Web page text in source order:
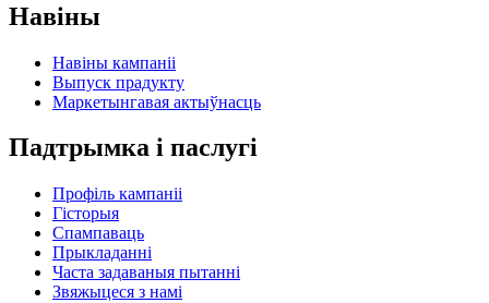
Навіны
Навіны кампаніі
Выпуск прадукту
Маркетынгавая актыўнасць
Падтрымка і паслугі
Профіль кампаніі
Гісторыя
Спампаваць
Прыкладанні
Часта задаваныя пытанні
Звяжыцеся з намі